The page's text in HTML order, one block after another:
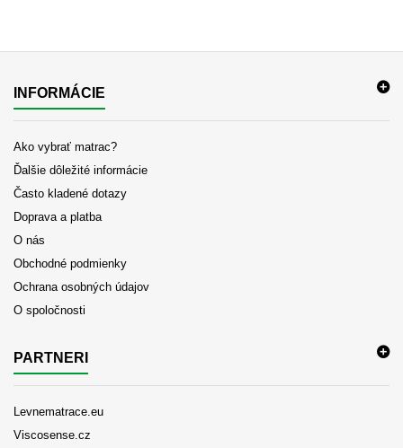
INFORMÁCIE
Ako vybrať matrac?
Ďalšie dôležité informácie
Často kladené dotazy
Doprava a platba
O nás
Obchodné podmienky
Ochrana osobných údajov
O spoločnosti
PARTNERI
Levnematrace.eu
Viscosense.cz